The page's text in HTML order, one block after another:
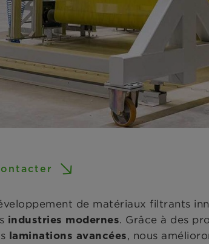
de matériaux filtrants
industries modernes. Grâce à des
laminations avancées, nous